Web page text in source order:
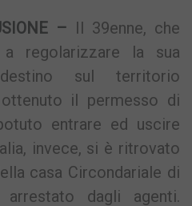
– Il 39enne, che
regolarizzare la sua
sul territorio
il permesso di
entrare ed uscire
invece, si è ritrovato
casa Circondariale di
arrestato dagli agenti.